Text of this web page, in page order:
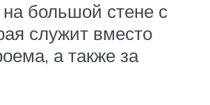
на большой стене с
служит вместо
а также за